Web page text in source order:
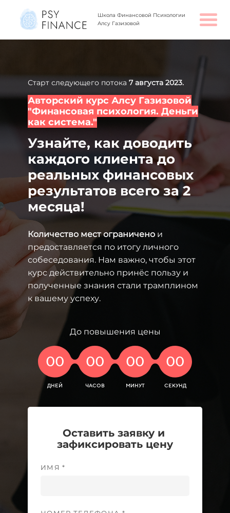
Школа Финансовой Психологии
Алсу Газизовой
Старт следующего потока 7 августа 2023.
Авторский курс Алсу Газизовой
"Финансовая психология. Деньги
как система."
Узнайте, как доводить
каждого клиента до
реальных финансовых
результатов всего за 2
месяца!
Количество мест ограничено и
предоставляется по итогу личного
собеседования. Нам важно, чтобы этот
курс действительно принёс пользу и
полученные знания стали трамплином
к вашему успеху.
До повышения цены
00 00 00 00
ДНЕЙ ЧАСОВ МИНУТ СЕКУНД
Оставить заявку и
зафиксировать цену
ИМЯ *